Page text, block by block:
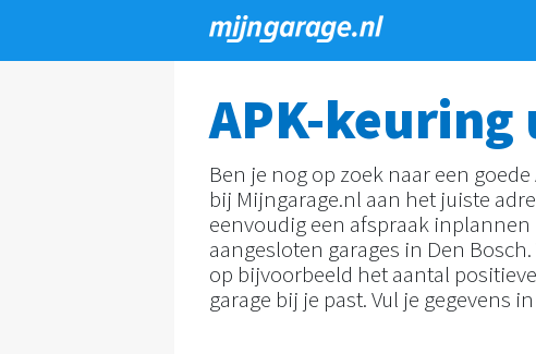
Overslaan
APK-keuring
Ben je nog op zoek naar een
bij Mijngarage.nl aan het juiste
eenvoudig een afspraak
aangesloten garages in Den
op bijvoorbeeld het aantal
garage bij je past. Vul je gegevens